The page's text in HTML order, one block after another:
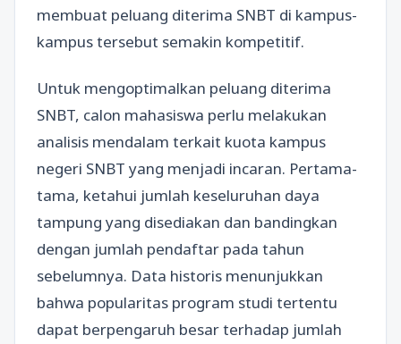
membuat peluang diterima SNBT di kampus-
kampus tersebut semakin kompetitif.
Untuk mengoptimalkan peluang diterima
SNBT, calon mahasiswa perlu melakukan
analisis mendalam terkait kuota kampus
negeri SNBT yang menjadi incaran. Pertama-
tama, ketahui jumlah keseluruhan daya
tampung yang disediakan dan bandingkan
dengan jumlah pendaftar pada tahun
sebelumnya. Data historis menunjukkan
bahwa popularitas program studi tertentu
dapat berpengaruh besar terhadap jumlah